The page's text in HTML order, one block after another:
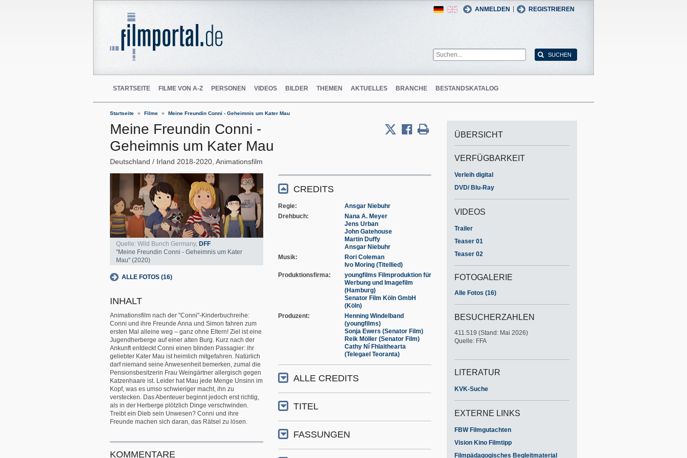
ANMELDEN REGISTRIEREN
English
German
STARTSEITE FILME VON A-Z PERSONEN VIDEOS BILDER THEMEN AKTUELLES BRANCHE BESTANDSKATALOG
Startseite Filme Meine Freundin Conni - Geheimnis um Kater Mau
Meine Freundin Conni -
Geheimnis um Kater Mau
Deutschland Irland 2018-2020 Animationsfilm
Quelle: Wild Bunch Germany, DFF
"Meine Freundin Conni - Geheimnis um Kater
Mau" (2020)
ALLE FOTOS (16)
INHALT
Animationsfilm nach der "Conni"-Kinderbuchreihe:
Conni und ihre Freunde Anna und Simon fahren zum
ersten Mal alleine weg – ganz ohne Eltern! Ziel ist eine
Jugendherberge auf einer alten Burg. Kurz nach der
Ankunft entdeckt Conni einen blinden Passagier: ihr
geliebter Kater Mau ist heimlich mitgefahren. Natürlich
darf niemand seine Anwesenheit bemerken, zumal die
Pensionsbesitzerin Frau Weingärtner allergisch gegen
Katzenhaare ist. Leider hat Mau jede Menge Unsinn im
Kopf, was es umso schwieriger macht, ihn zu
verstecken. Das Abenteuer beginnt jedoch erst richtig,
als in der Herberge plötzlich Dinge verschwinden.
Treibt ein Dieb sein Unwesen? Conni und ihre
Freunde machen sich daran, das Rätsel zu lösen.
KOMMENTARE
CREDITS
Regie
Ansgar Niebuhr
Drehbuch
Nana A. Meyer
Jens Urban
John Gatehouse
Martin Duffy
Ansgar Niebuhr
Musik
Rori Coleman
Ivo Moring (Titellied)
Produktionsfirma
youngfilms Filmproduktion für
Werbung und Imagefilm
(Hamburg)
Senator Film Köln GmbH
(Köln)
Produzent
Henning Windelband
(youngfilms)
Sonja Ewers (Senator Film)
Reik Möller (Senator Film)
Cathy Ní Fhlaithearta
(Telegael Teoranta)
ALLE CREDITS
TITEL
FASSUNGEN
ÜBERSICHT
VERFÜGBARKEIT
Verleih digital
DVD/ Blu-Ray
VIDEOS
Trailer
Teaser 01
Teaser 02
FOTOGALERIE
Alle Fotos (16)
BESUCHERZAHLEN
411.519 (Stand: Mai 2026)
Quelle: FFA
LITERATUR
KVK-Suche
EXTERNE LINKS
FBW Filmgutachten
Vision Kino Filmtipp
Filmpädagogisches Begleitmaterial